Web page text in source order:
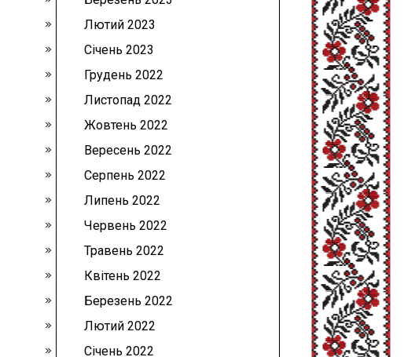
Лютий 2023
Січень 2023
Грудень 2022
Листопад 2022
Жовтень 2022
Вересень 2022
Серпень 2022
Липень 2022
Червень 2022
Травень 2022
Квітень 2022
Березень 2022
Лютий 2022
Січень 2022